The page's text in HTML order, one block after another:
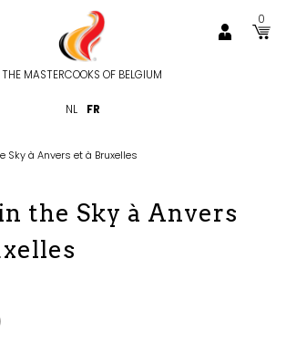
THE MASTERCOOKS OF BELGIUM
0
NL FR
Sky à Anvers et à Bruxelles
the Sky à Anvers